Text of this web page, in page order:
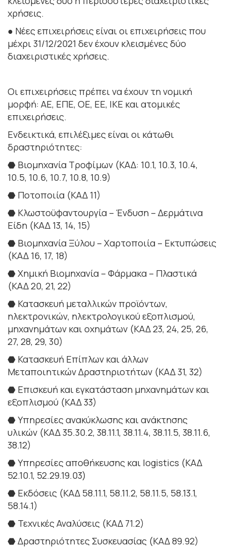
χρήσεις.
● Νέες επιχειρήσεις είναι οι επιχειρήσεις που
μέχρι 31/12/2021 δεν έχουν κλεισμένες δύο
διαχειριστικές χρήσεις.
Οι επιχειρήσεις πρέπει να έχουν τη νομική
μορφή: ΑΕ, ΕΠΕ, ΟΕ, ΕΕ, ΙΚΕ και ατομικές
επιχειρήσεις.
Ενδεικτικά, επιλέξιμες είναι οι κάτωθι
δραστηριότητες:
⬣ Βιομηχανία Τροφίμων (ΚΑΔ: 10.1, 10.3, 10.4,
10.5, 10.6, 10.7, 10.8, 10.9)
⬣ Ποτοποιία (ΚΑΔ 11)
⬣ Κλωστοϋφαντουργία – Ένδυση – Δερμάτινα
Είδη (ΚΑΔ 13, 14, 15)
⬣ Βιομηχανία Ξύλου – Χαρτοποιία – Εκτυπώσεις
(ΚΑΔ 16, 17, 18)
⬣ Χημική Βιομηχανία – Φάρμακα – Πλαστικά
(ΚΑΔ 20, 21, 22)
⬣ Κατασκευή μεταλλικών προϊόντων,
ηλεκτρονικών, ηλεκτρολογικού εξοπλισμού,
μηχανημάτων και οχημάτων (ΚΑΔ 23, 24, 25, 26,
27, 28, 29, 30)
⬣ Κατασκευή Επίπλων και άλλων
Μεταποιητικών Δραστηριοτήτων (ΚΑΔ 31, 32)
⬣ Επισκευή και εγκατάσταση μηχανημάτων και
εξοπλισμού (ΚΑΔ 33)
⬣ Υπηρεσίες ανακύκλωσης και ανάκτησης
υλικών (ΚΑΔ 35.30.2, 38.11.1, 38.11.4, 38.11.5, 38.11.6,
38.12)
⬣ Υπηρεσίες αποθήκευσης και logistics (ΚΑΔ
52.10.1, 52.29.19.03)
⬣ Eκδόσεις (ΚΑΔ 58.11.1, 58.11.2, 58.11.5, 58.13.1,
58.14.1)
⬣ Τεχνικές Αναλύσεις (ΚΑΔ 71.2)
⬣ Δραστηριότητες Συσκευασίας (ΚΑΔ 89.92)